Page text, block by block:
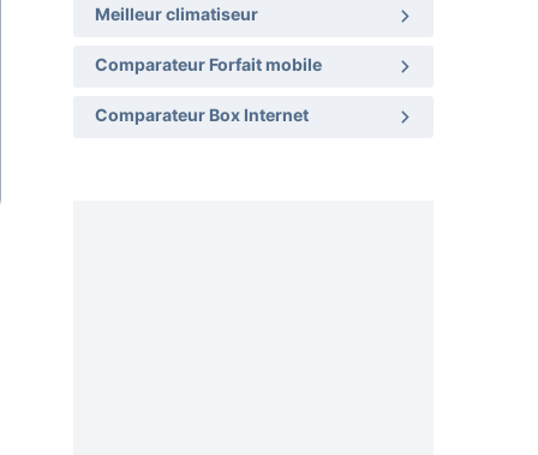
Meilleur climatiseur
Comparateur Forfait mobile
Comparateur Box Internet